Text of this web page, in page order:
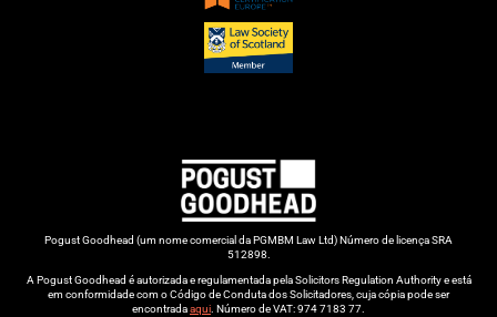
Pogust Goodhead (um nome comercial da PGMBM Law Ltd) Número de licença SRA
512898.
A Pogust Goodhead é autorizada e regulamentada pela Solicitors Regulation Authority e está
em conformidade com o Código de Conduta dos Solicitadores, cuja cópia pode ser
encontradaaqui . Número de VAT: 974 7183 77.